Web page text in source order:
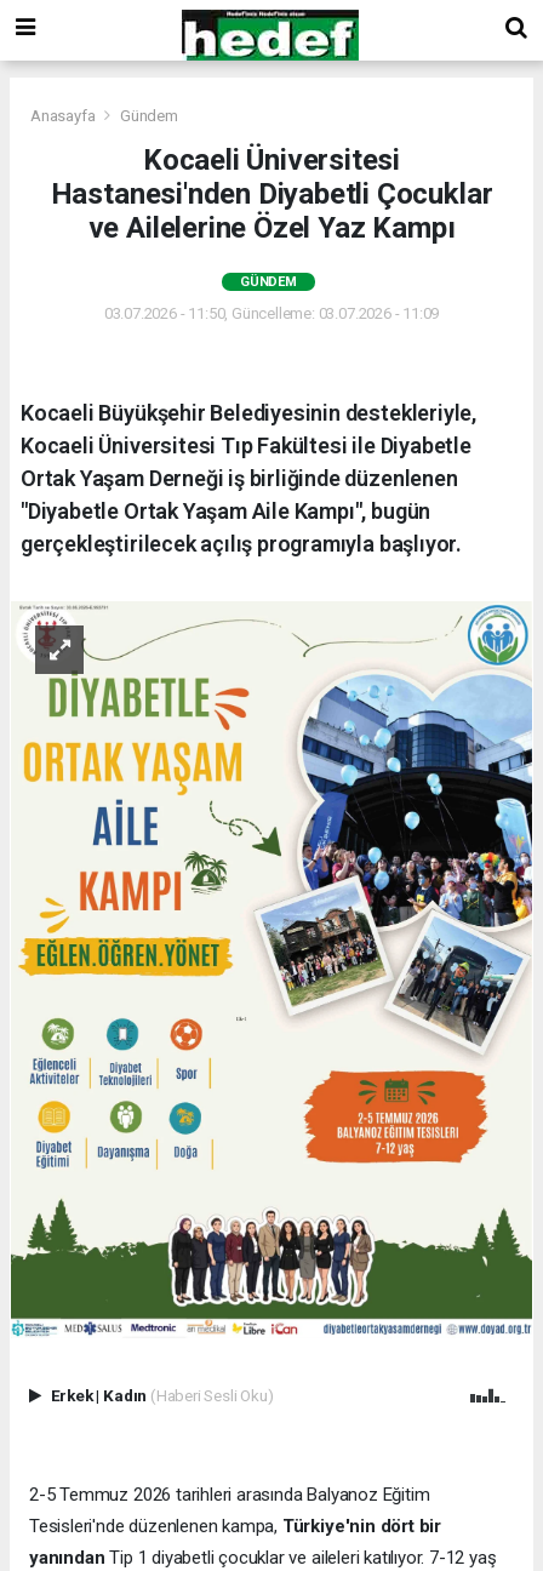
Anasayfa Gündem
Kocaeli Üniversitesi
Hastanesi'nden Diyabetli Çocuklar
ve Ailelerine Özel Yaz Kampı
GÜNDEM
03.07.2026 - 11:50, Güncelleme: 03.07.2026 - 11:09
Kocaeli Büyükşehir Belediyesinin destekleriyle,
Kocaeli Üniversitesi Tıp Fakültesi ile Diyabetle
Ortak Yaşam Derneği iş birliğinde düzenlenen
"Diyabetle Ortak Yaşam Aile Kampı", bugün
gerçekleştirilecek açılış programıyla başlıyor.
Erkek| Kadın (Haberi Sesli Oku)
2-5 Temmuz 2026 tarihleri arasında Balyanoz Eğitim
Tesisleri'nde düzenlenen kampa, Türkiye'nin dört bir
yanından Tip 1 diyabetli çocuklar ve aileleri katılıyor. 7-12 yaş